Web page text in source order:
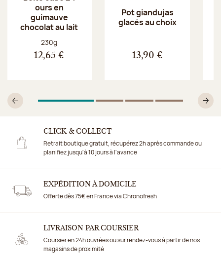
ours en
guimauve
chocolat au lait
Poids net :
230g
12,65 €
Pot giandujas
glacés au choix
13,90 €
Précédent
1Sur 4 2Sur 4
3Sur 4
4Sur 4
CLICK & COLLECT
Retrait boutique gratuit, récupérez 2h après commande ou
planifiez jusqu'à 10 jours à l'avance
EXPÉDITION À DOMICILE
Offerte dès 75€ en France via Chronofresh
LIVRAISON PAR COURSIER
Coursier en 24h ouvrées ou sur rendez-vous à partir de nos
magasins de proximité